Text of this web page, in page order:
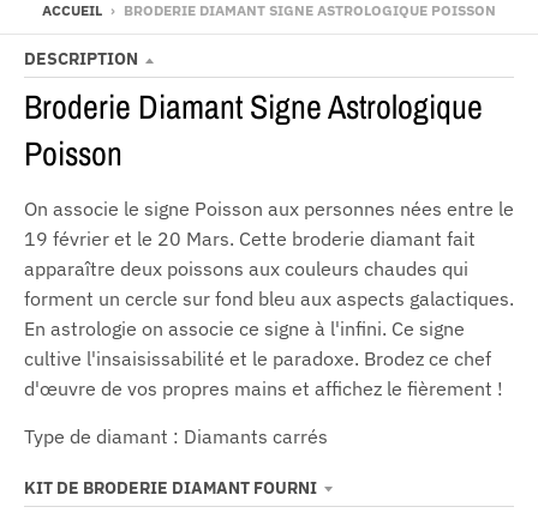
ACCUEIL › BRODERIE DIAMANT SIGNE ASTROLOGIQUE POISSON
DESCRIPTION
Broderie Diamant Signe Astrologique
Poisson
On associe le signe Poisson aux personnes nées entre le
19 février et le 20 Mars. Cette broderie diamant fait
apparaître deux poissons aux couleurs chaudes qui
forment un cercle sur fond bleu aux aspects galactiques.
En astrologie on associe ce signe à l'infini. Ce signe
cultive l'insaisissabilité et le paradoxe. Brodez ce chef
d'œuvre de vos propres mains et affichez le fièrement !
Type de diamant : Diamants carrés
KIT DE BRODERIE DIAMANT FOURNI